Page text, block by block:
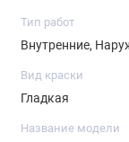
Тип работ
Внутренние,
Вид краски
Гладкая
Название модели